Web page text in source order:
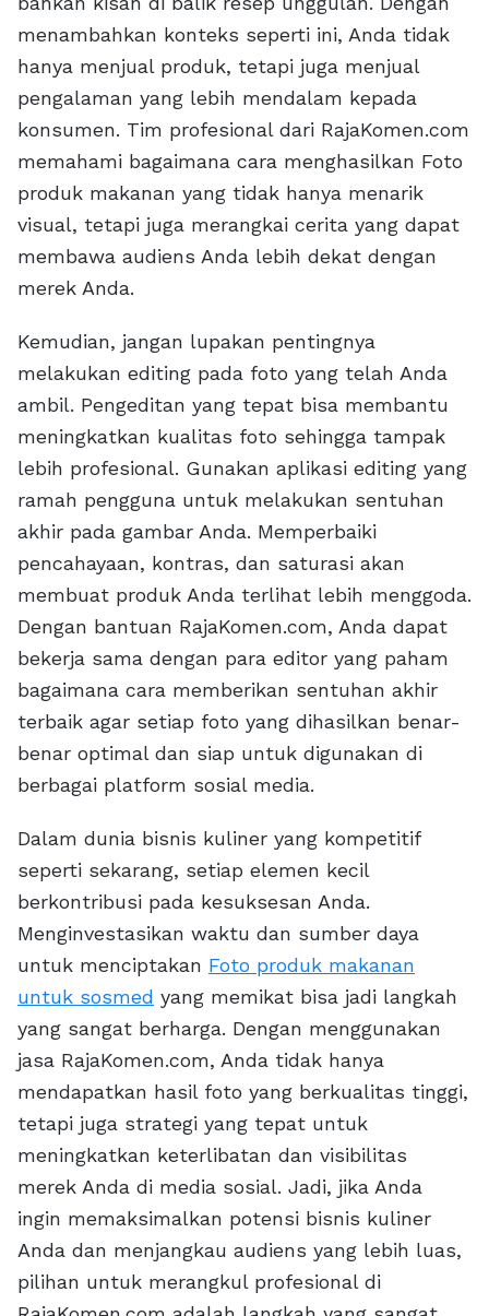
menambahkan konteks seperti ini, Anda tidak
hanya menjual produk, tetapi juga menjual
pengalaman yang lebih mendalam kepada
konsumen. Tim profesional dari RajaKomen.com
memahami bagaimana cara menghasilkan Foto
produk makanan yang tidak hanya menarik
visual, tetapi juga merangkai cerita yang dapat
membawa audiens Anda lebih dekat dengan
merek Anda.
Kemudian, jangan lupakan pentingnya
melakukan editing pada foto yang telah Anda
ambil. Pengeditan yang tepat bisa membantu
meningkatkan kualitas foto sehingga tampak
lebih profesional. Gunakan aplikasi editing yang
ramah pengguna untuk melakukan sentuhan
akhir pada gambar Anda. Memperbaiki
pencahayaan, kontras, dan saturasi akan
membuat produk Anda terlihat lebih menggoda.
Dengan bantuan RajaKomen.com, Anda dapat
bekerja sama dengan para editor yang paham
bagaimana cara memberikan sentuhan akhir
terbaik agar setiap foto yang dihasilkan benar-
benar optimal dan siap untuk digunakan di
berbagai platform sosial media.
Dalam dunia bisnis kuliner yang kompetitif
seperti sekarang, setiap elemen kecil
berkontribusi pada kesuksesan Anda.
Menginvestasikan waktu dan sumber daya
untuk menciptakan Foto produk makanan
untuk sosmed yang memikat bisa jadi langkah
yang sangat berharga. Dengan menggunakan
jasa RajaKomen.com, Anda tidak hanya
mendapatkan hasil foto yang berkualitas tinggi,
tetapi juga strategi yang tepat untuk
meningkatkan keterlibatan dan visibilitas
merek Anda di media sosial. Jadi, jika Anda
ingin memaksimalkan potensi bisnis kuliner
Anda dan menjangkau audiens yang lebih luas,
pilihan untuk merangkul profesional di